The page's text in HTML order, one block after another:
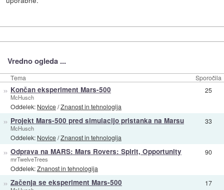
Vredno ogleda ...
Tema Sporočila
» Končan eksperiment Mars-500
McHusch
Oddelek: Novice/Znanost in tehnologija
25
» Projekt Mars-500 pred simulacijo pristanka na Marsu
McHusch
Oddelek: Novice/Znanost in tehnologija
33
» Odprava na MARS: Mars Rovers: Spirit, Opportunity
mrTwelveTrees
Oddelek:Znanost in tehnologija
90
» Začenja se eksperiment Mars-500 17